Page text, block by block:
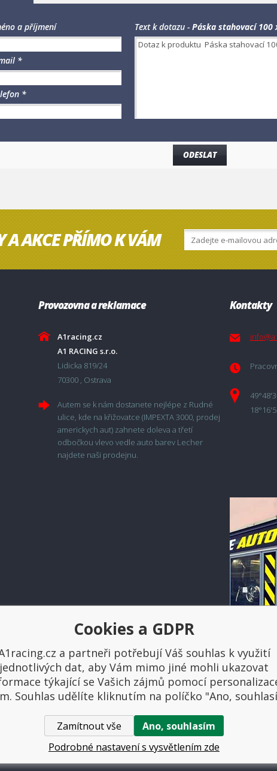
a příjmení
*
*
Text k dotazu - Páska stahovací
A AKCE PŘÍMO K VÁM
Provozovna a reklamace
A1racing.cz
A1 RACING s.r.o.
Lidicka 819/24
70300 , Ostrava
Autem se k nám dostanete nejlépe z Rudné
ulice, kde na křižovatce (IMPEXTA 3000, prodej
americkych aut) zahnete doleva a třetí
odbočkou vlevo vedle auto barev Lecher
najdete naši prodejnu.
Kontakty
Platba a doprava
- Tuning shop, sportovní autodoplňky, tuning auta.
Tento eshop dodala firmaBINARGON.cz
Cookies a GDPR
a partneři potřebují Váš souhlas k využití
jednotlivých dat, aby Vám mimo jiné mohli ukazovat
týkající se Vašich zájmů pomocí
Souhlas udělíte kliknutím na políčko "Ano,
Zamítnout vše
Ano, souhlasím
Podrobné nastavení s vysvětlením zde